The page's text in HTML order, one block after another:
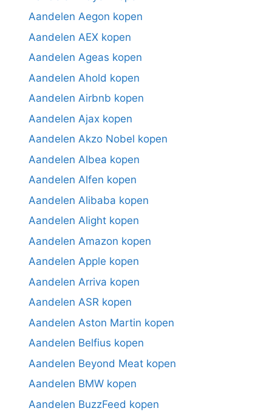
Aandelen Aegon kopen
Aandelen AEX kopen
Aandelen Ageas kopen
Aandelen Ahold kopen
Aandelen Airbnb kopen
Aandelen Ajax kopen
Aandelen Akzo Nobel kopen
Aandelen Albea kopen
Aandelen Alfen kopen
Aandelen Alibaba kopen
Aandelen Alight kopen
Aandelen Amazon kopen
Aandelen Apple kopen
Aandelen Arriva kopen
Aandelen ASR kopen
Aandelen Aston Martin kopen
Aandelen Belfius kopen
Aandelen Beyond Meat kopen
Aandelen BMW kopen
Aandelen BuzzFeed kopen